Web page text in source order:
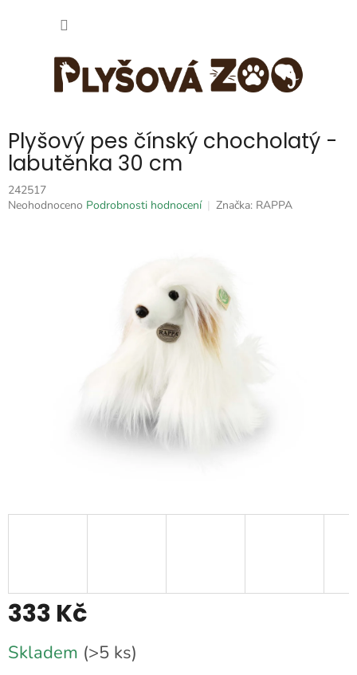
Plyšový pes čínský chocholatý -
labutěnka 30 cm
242517
Průměrné
Neohodnoceno Podrobnosti hodnocení Značka: RAPPA
333 Kč
cena:
Skladem (>5 ks)